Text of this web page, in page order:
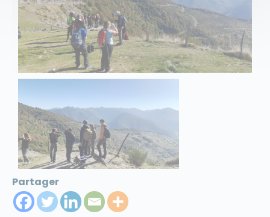
Partager